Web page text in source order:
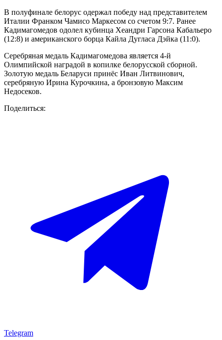
В полуфинале белорус одержал победу над представителем
Италии Франком Чамисо Маркесом со счетом 9:7. Ранее
Кадимагомедов одолел кубинца Хеандри Гарсона Кабальеро
(12:8) и американского борца Кайла Дугласа Дэйка (11:0).
Серебряная медаль Кадимагомедова является 4-й
Олимпийской наградой в копилке белорусской сборной.
Золотую медаль Беларуси принёс Иван Литвинович,
серебряную Ирина Курочкина, а бронзовую Максим
Недосеков.
Поделиться:
Telegram